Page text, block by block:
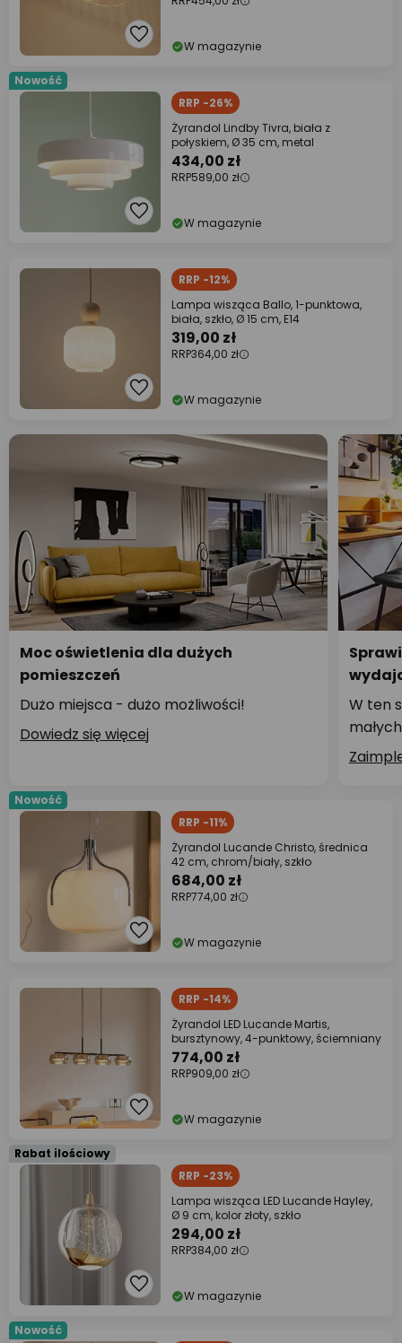
W magazynie
Nowość
RRP -26%
Żyrandol Lindby Tivra, biała z
połyskiem, Ø 35 cm, metal
434,00 zł
RRP589,00 zł
W magazynie
RRP -12%
Lampa wisząca Ballo, 1-punktowa,
biała, szkło, Ø 15 cm, E14
319,00 zł
RRP364,00 zł
W magazynie
Moc oświetlenia dla dużych
pomieszczeń
Dużo miejsca - dużo możliwości!
Dowiedz się więcej
W ten
Nowość
RRP -11%
Żyrandol Lucande Christo, średnica
42 cm, chrom/biały, szkło
684,00 zł
RRP774,00 zł
W magazynie
RRP -14%
Żyrandol LED Lucande Martis,
bursztynowy, 4-punktowy, ściemniany
774,00 zł
RRP909,00 zł
W magazynie
Rabat ilościowy
RRP -23%
Lampa wisząca LED Lucande Hayley,
Ø 9 cm, kolor złoty, szkło
294,00 zł
RRP384,00 zł
W magazynie
Nowość